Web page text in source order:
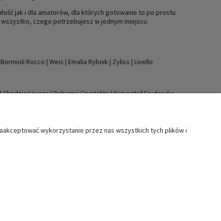
jak i dla amatorów, dla których gotowanie to po prostu
czego potrzebujesz w jednym miejscu.
Bormioli Rocco | Weis | Emalia Rybnik | Zyliss | Livello
Chodzież Iwona|Bohemia Crystalite|Krzysztof Fryderyka
wykorzystanie przez nas wszystkich tych plików i